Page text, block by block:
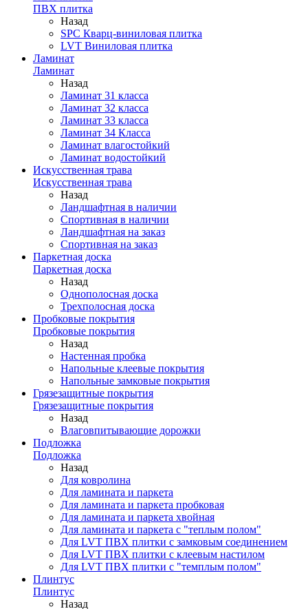
ПВХ плитка
Назад
SPC Кварц-виниловая плитка
LVT Виниловая плитка
Ламинат
Ламинат
Назад
Ламинат 31 класса
Ламинат 32 класса
Ламинат 33 класса
Ламинат 34 Класса
Ламинат влагостойкий
Ламинат водостойкий
Искусственная трава
Искусственная трава
Назад
Ландшафтная в наличии
Спортивная в наличии
Ландшафтная на заказ
Спортивная на заказ
Паркетная доска
Паркетная доска
Назад
Однополосная доска
Трехполосная доска
Пробковые покрытия
Пробковые покрытия
Назад
Настенная пробка
Напольные клеевые покрытия
Напольные замковые покрытия
Грязезащитные покрытия
Грязезащитные покрытия
Назад
Влаговпитывающие дорожки
Подложка
Подложка
Назад
Для ковролина
Для ламината и паркета
Для ламината и паркета пробковая
Для ламината и паркета хвойная
Для ламината и паркета с "теплым полом"
Для LVT ПВХ плитки с замковым соединением
Для LVT ПВХ плитки с клеевым настилом
Для LVT ПВХ плитки с "темплым полом"
Плинтус
Плинтус
Назад